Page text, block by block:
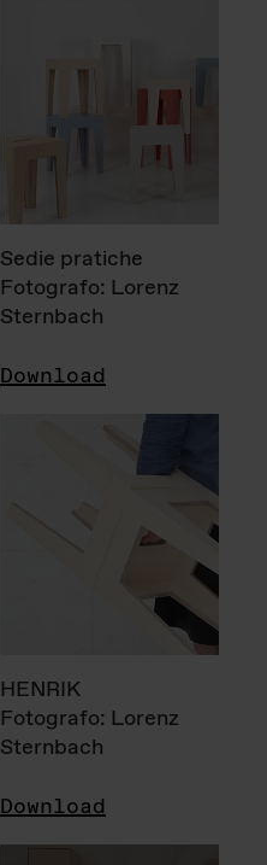
Sedie pratiche
Fotografo: Lorenz
Sternbach
Download
HENRIK
Fotografo: Lorenz
Sternbach
Download